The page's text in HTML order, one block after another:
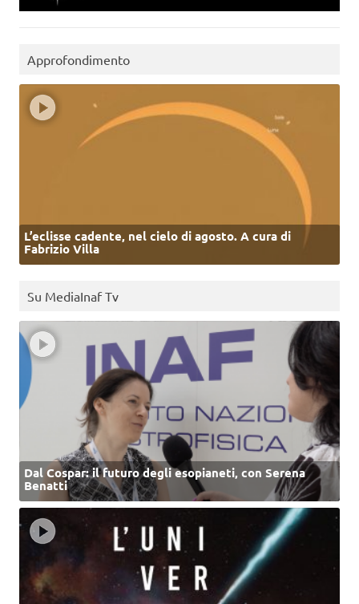
Approfondimento
L’eclisse cadente, nel cielo di agosto. A cura di
Fabrizio Villa
Su MediaInaf Tv
Dal Cospar: il futuro degli esopianeti, con Serena
Benatti